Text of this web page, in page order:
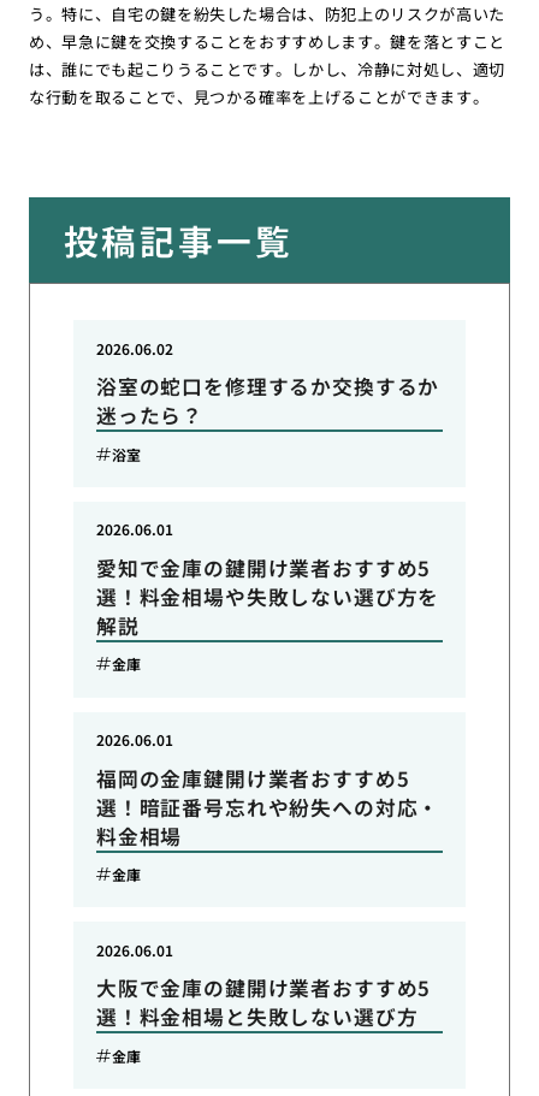
う。特に、自宅の鍵を紛失した場合は、防犯上のリスクが高いた
め、早急に鍵を交換することをおすすめします。鍵を落とすこと
は、誰にでも起こりうることです。しかし、冷静に対処し、適切
な行動を取ることで、見つかる確率を上げることができます。
投稿記事一覧
浴室の蛇口を修理するか交換するか
迷ったら？
2026.06.02
浴室
愛知で金庫の鍵開け業者おすすめ5
選！料金相場や失敗しない選び方を
解説
2026.06.01
金庫
福岡の金庫鍵開け業者おすすめ5
選！暗証番号忘れや紛失への対応・
料金相場
2026.06.01
金庫
大阪で金庫の鍵開け業者おすすめ5
選！料金相場と失敗しない選び方
2026.06.01
金庫